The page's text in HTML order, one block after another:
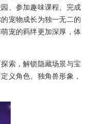
、参加趣味课程、完成
宠物成长为独一无二的
宠的羁绊更加深厚，体
索，解锁隐藏场景与宝
义角色、独角兽形象，